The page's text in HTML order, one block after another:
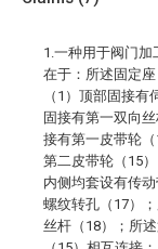
1.一种用于阀门
在于：所述固定
（1）顶部固接
固接有第一双向
接有第一皮带轮
第二皮带轮（15
内侧均套设有传
螺纹转孔（17）
丝杆（18）；所